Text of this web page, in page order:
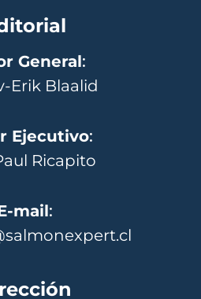
General:
Erik Blaalid
Ejecutivo:
Ricapito
mail: